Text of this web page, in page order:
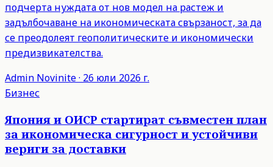
подчерта нуждата от нов модел на растеж и
задълбочаване на икономическата свързаност, за да
се преодолеят геополитическите и икономически
предизвикателства.
Admin Novinite· 26 юли 2026 г.
Бизнес
Япония и ОИСР стартират съвместен план
за икономическа сигурност и устойчиви
вериги за доставки